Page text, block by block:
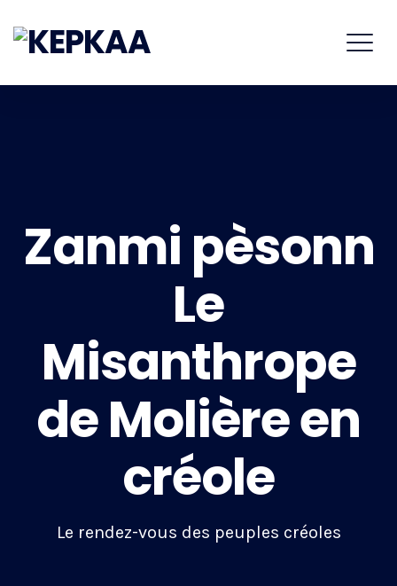
Zanmi pèsonn
Le
Misanthrope
de Molière en
créole
Le rendez-vous des peuples créoles